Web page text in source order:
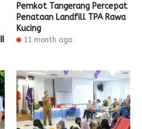
Pemkot Tangerang Percepat
Penataan Landfill TPA Rawa
Kucing
11 month ago